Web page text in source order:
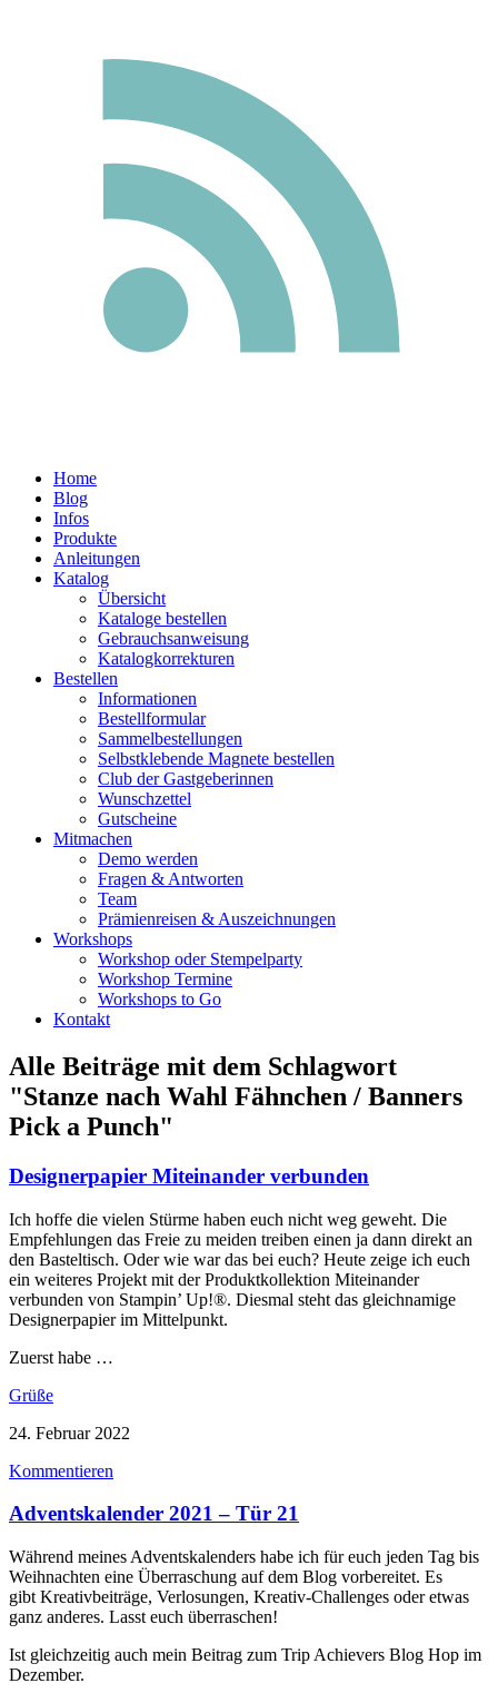
Home
Blog
Infos
Produkte
Anleitungen
Katalog
Übersicht
Kataloge bestellen
Gebrauchsanweisung
Katalogkorrekturen
Bestellen
Informationen
Bestellformular
Sammelbestellungen
Selbstklebende Magnete bestellen
Club der Gastgeberinnen
Wunschzettel
Gutscheine
Mitmachen
Demo werden
Fragen & Antworten
Team
Prämienreisen & Auszeichnungen
Workshops
Workshop oder Stempelparty
Workshop Termine
Workshops to Go
Kontakt
Alle Beiträge mit dem Schlagwort
"Stanze nach Wahl Fähnchen / Banners
Pick a Punch"
Designerpapier Miteinander verbunden
Ich hoffe die vielen Stürme haben euch nicht weg geweht. Die
Empfehlungen das Freie zu meiden treiben einen ja dann direkt an
den Basteltisch. Oder wie war das bei euch? Heute zeige ich euch
ein weiteres Projekt mit der Produktkollektion Miteinander
verbunden von Stampin’ Up!®. Diesmal steht das gleichnamige
Designerpapier im Mittelpunkt.
Zuerst habe …
Grüße
24. Februar 2022
Kommentieren
Adventskalender 2021 – Tür 21
Während meines Adventskalenders habe ich für euch jeden Tag bis
Weihnachten eine Überraschung auf dem Blog vorbereitet. Es
gibt Kreativbeiträge, Verlosungen, Kreativ-Challenges oder etwas
ganz anderes. Lasst euch überraschen!
Ist gleichzeitig auch mein Beitrag zum Trip Achievers Blog Hop im
Dezember.